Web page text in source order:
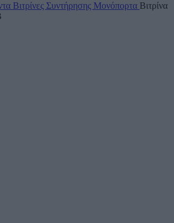
Βιτρίνες Συντήρησης Μονόπορτα Βιτρίνα